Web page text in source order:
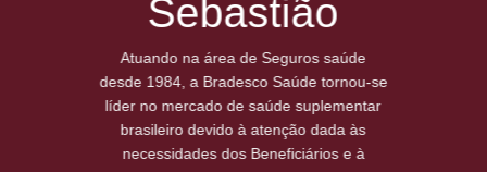
Sebastião
Atuando na área de Seguros saúde
desde 1984, a Bradesco Saúde tornou-se
líder no mercado de saúde suplementar
brasileiro devido à atenção dada às
necessidades dos Beneficiários e à